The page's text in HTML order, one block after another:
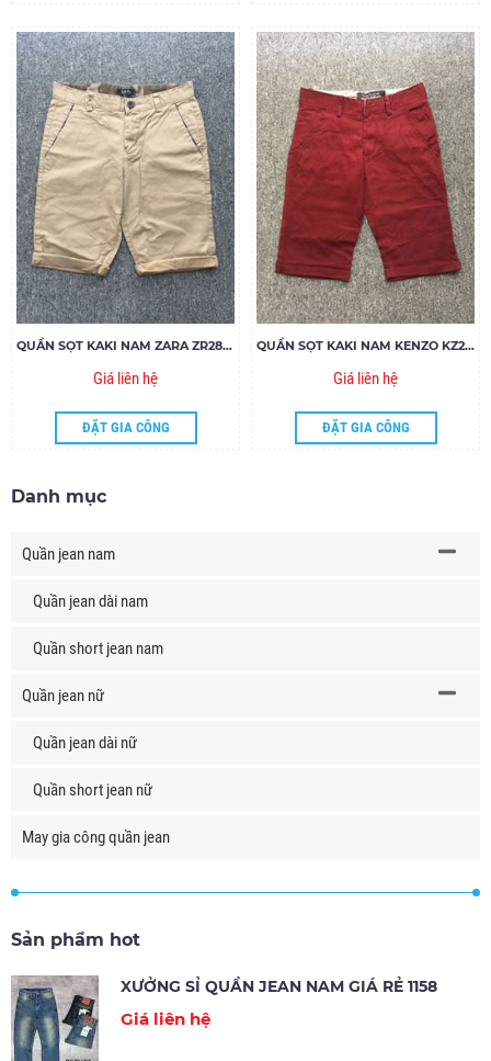
QUẦN SỌT KAKI NAM ZARA ZR28.85
Giá liên hệ
ĐẶT GIA CÔNG
QUẦN SỌT KAKI NAM KENZO KZ27.85
Giá liên hệ
ĐẶT GIA CÔNG
Danh mục
Quần jean nam
Quần jean dài nam
Quần short jean nam
Quần jean nữ
Quần jean dài nữ
Quần short jean nữ
May gia công quần jean
Sản phẩm hot
XƯỞNG SỈ QUẦN JEAN NAM GIÁ RẺ 1158
Giá liên hệ